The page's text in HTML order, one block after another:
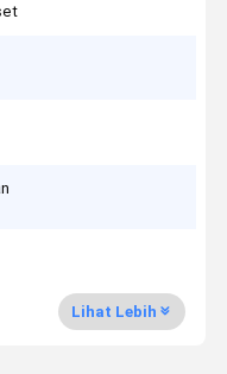
Lihat Lebih